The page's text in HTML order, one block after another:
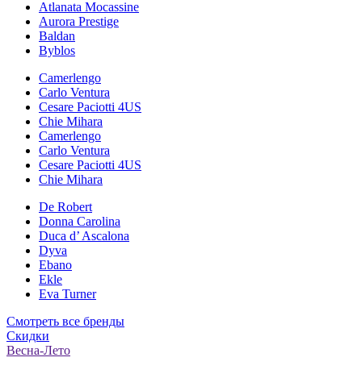
Atlanata Mocassine
Aurora Prestige
Baldan
Byblos
Camerlengo
Carlo Ventura
Cesare Paciotti 4US
Chie Mihara
Camerlengo
Carlo Ventura
Cesare Paciotti 4US
Chie Mihara
De Robert
Donna Carolina
Duca d’ Ascalona
Dyva
Ebano
Ekle
Eva Turner
Смотреть все бренды
Скидки
Весна-Лето